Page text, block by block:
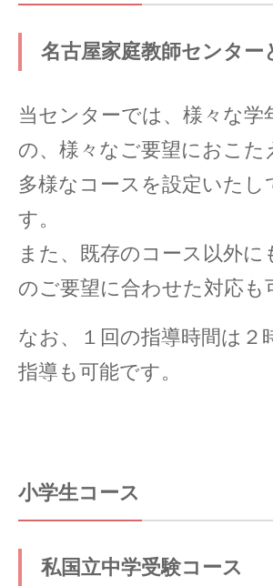
名古屋家庭教師センター
当センターでは、様々な学
の、様々なご要望におこた
多様なコースを設定いたし
す。
また、既存のコース以外に
のご要望に合わせた対応も
なお、１回の指導時間は
指導も可能です。
小学生コース
私国立中学受験コース